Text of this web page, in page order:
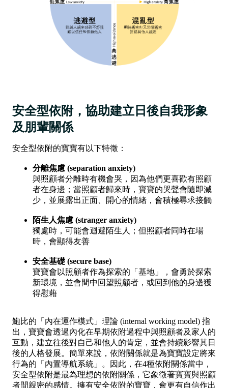
安全型依附，協助建立日後自我形象
及朋輩關係
安全型依附的寶寶有以下特徵：
分離焦慮 (separation anxiety)
與照顧者分離時有機會哭，因為他們更喜歡有照顧
者在身邊；當照顧者歸來時，寶寶的哭聲會隨即減
少，並展露出正面、開心的情緒，會積極尋求接觸
陌生人焦慮 (stranger anxiety)
獨處時，可能會迴避陌生人；但照顧者同時在場
時，會顯得友善
安全基礎 (secure base)
寶寶會以照顧者作為探索的「基地」，會勇於探索
新環境，並會間中回望照顧者，或回到他的身邊獲
得慰藉
鮑比的「內在運作模式」理論 (internal working model) 指
出，寶寶會透過內化在早期依附過程中與照顧者及家人的
互動，建立往後對自己和他人的肯定，並會持續影響其日
後的人格發展。簡單來說，依附關係就是為寶寶設定將來
行為的「內置導航系統」。因此，在4種依附關係當中，
安全型依附是最為理想的依附關係，它象徵著寶寶與照顧
者間親密的感情。擁有安全依附的寶寶，會更有自信作出